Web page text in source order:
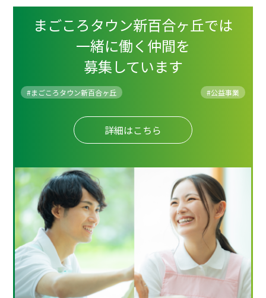
まごころタウン新百合ヶ丘では
一緒に働く仲間を
募集しています
#まごころタウン新百合ヶ丘 #公益事業
詳細はこちら